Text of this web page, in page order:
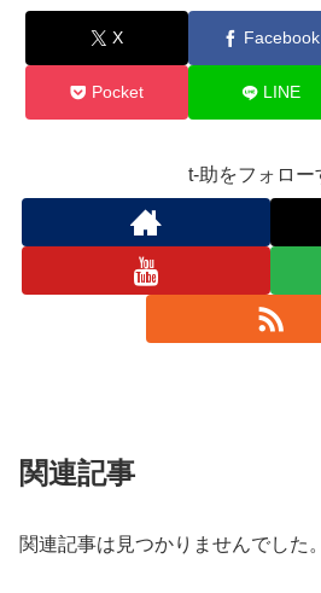
X Facebook
Pocket LINE
t-助をフォロー
関連記事
関連記事は見つかりませんでした。